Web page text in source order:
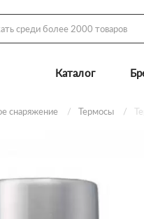
Каталог
снаряжение Термосы